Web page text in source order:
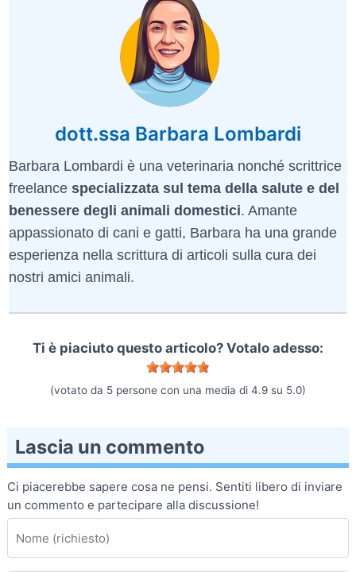
dott.ssa Barbara Lombardi
Barbara Lombardi è una veterinaria nonché scrittrice
freelance specializzata sul tema della salute e del
benessere degli animali domestici. Amante
appassionato di cani e gatti, Barbara ha una grande
esperienza nella scrittura di articoli sulla cura dei
nostri amici animali.
Ti è piaciuto questo articolo? Votalo adesso:
(votato da 5 persone con una media di 4.9 su 5.0)
Lascia un commento
Ci piacerebbe sapere cosa ne pensi. Sentiti libero di inviare
un commento e partecipare alla discussione!